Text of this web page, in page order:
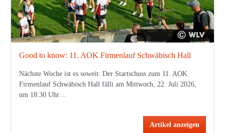
Good to know: 11. AOK Firmenlauf Schwäbisch Hall
Nächste Woche ist es soweit: Der Startschuss zum 11. AOK
Firmenlauf Schwäbisch Hall fällt am Mittwoch, 22. Juli 2026,
um 18:30 Uhr…
Artikel anzeigen